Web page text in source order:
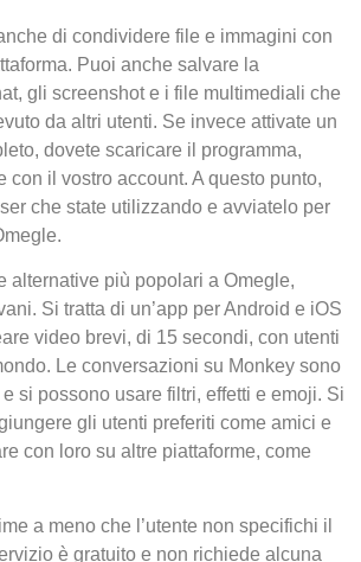
di condividere file e immagini con
Puoi anche salvare la
gli screenshot e i file multimediali che
da altri utenti. Se invece attivate un
dovete scaricare il programma,
con il vostro account. A questo punto,
che state utilizzando e avviatelo per
alternative più popolari a Omegle,
Si tratta di un’app per Android e iOS
video brevi, di 15 secondi, con utenti
Le conversazioni su Monkey sono
si possono usare filtri, effetti e emoji. Si
gli utenti preferiti come amici e
con loro su altre piattaforme, come
a meno che l’utente non specifichi il
è gratuito e non richiede alcuna